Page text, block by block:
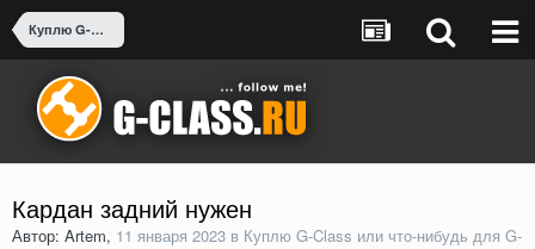
Куплю G-Class или что-нибудь для G-class
Кардан задний нужен
Автор: Artem, 11 января 2023 в Куплю G-Class или что-нибудь для G-